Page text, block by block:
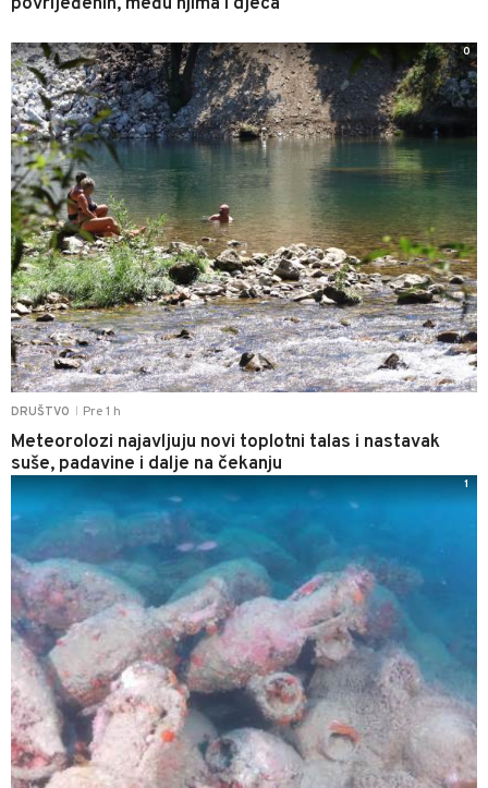
povrijeđenih, među njima i djeca
DRUŠTVO Pre 1 h
Meteorolozi najavljuju novi toplotni talas i nastavak
suše, padavine i dalje na čekanju
0
1